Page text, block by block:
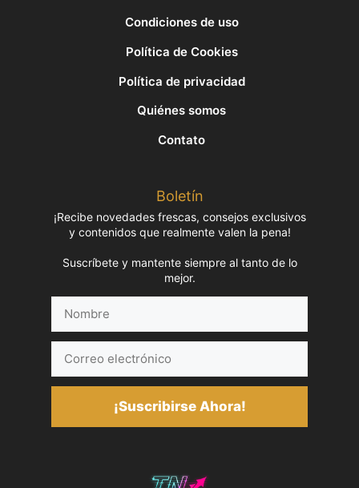
Condiciones de uso
Política de Cookies
Política de privacidad
Quiénes somos
Contato
Boletín
¡Recibe novedades frescas, consejos exclusivos
y contenidos que realmente valen la pena!
Suscríbete y mantente siempre al tanto de lo
mejor.
electrónico
¡Suscribirse Ahora!